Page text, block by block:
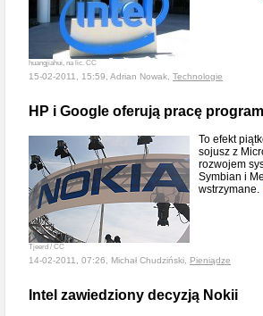
huangjiahui, na lic. CC
15-02-2011, 15:59, Adrian Nowak, Technologie
HP i Google oferują pracę
Tjeerd / CC
To efekt
sojusz z
rozwojem
Symbian i
wstrzymane.
14-02-2011, 07:26, Michał Chudziński, Pieniądze
Intel zawiedziony decyzją Nokii